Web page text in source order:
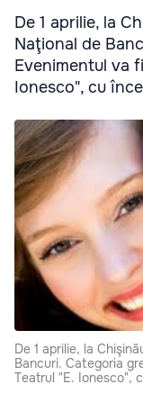
De 1 aprilie, la
Naţional de
Evenimentul va
Ionesco", cu
De 1 aprilie, la
Bancuri. Categoria
Teatrul "E. Ionesco",